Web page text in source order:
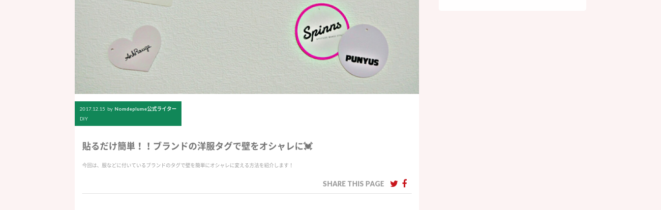
2017.12.15 by Nomdeplume公式ライター
DIY
貼るだけ簡単！！ブランドの洋服タグで壁をオシャレに💓
今回は、服などに付いているブランドのタグで壁を簡単にオシャレに変える方法を紹介します！
SHARE THIS PAGE